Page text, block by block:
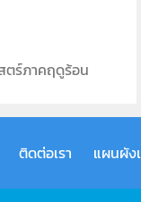
ตร์ภาคฤดูร้อน
ติดต่อเรา แผนผัง